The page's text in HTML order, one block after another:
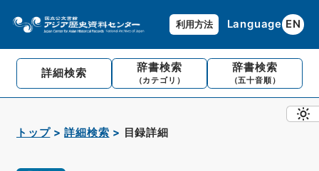
利用方法 Language EN
詳細検索 辞書検索
（カテゴリ）
辞書検索
（五十音順）
トップ 詳細検索 目録詳細